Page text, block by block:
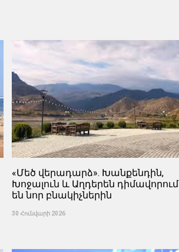
«Մեծ վերադարձ». Խանքենդին,
Խոջալուն և Աղդերեն դիմավորում
են նոր բնակիչներին
30 Հունվարի 2026